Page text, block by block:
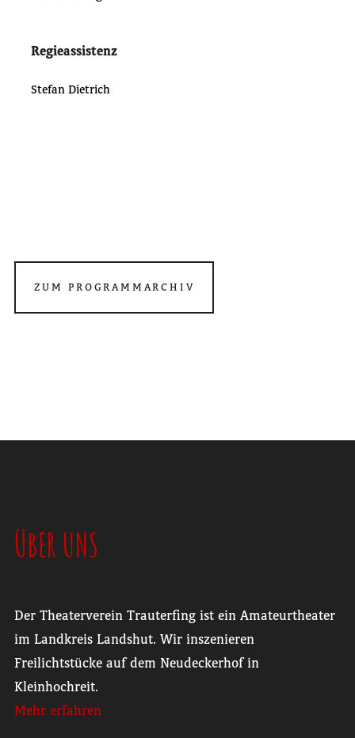
Regieassistenz
Stefan Dietrich
ZUM PROGRAMMARCHIV
ÜBER UNS
Der Theaterverein Trauterfing ist ein Amateurtheater
im Landkreis Landshut. Wir inszenieren
Freilichtstücke auf dem Neudeckerhof in
Kleinhochreit.
Mehr erfahren